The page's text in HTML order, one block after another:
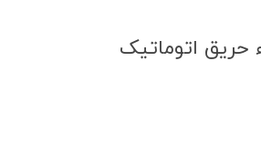
حریق اتوماتیک